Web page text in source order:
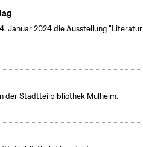
Januar 2024 die Ausstellung "Literatur
der Stadtteilbibliothek Mülheim.